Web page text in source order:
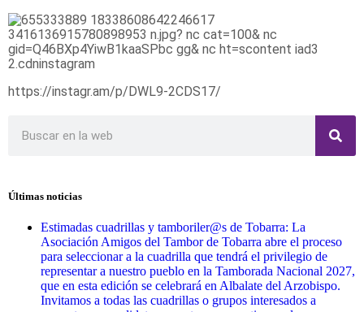
https://instagr.am/p/DWL9-2CDS17/
Últimas noticias
Estimadas cuadrillas y tamboriler@s de Tobarra: La
Asociación Amigos del Tambor de Tobarra abre el proceso
para seleccionar a la cuadrilla que tendrá el privilegio de
representar a nuestro pueblo en la Tamborada Nacional 2027,
que en esta edición se celebrará en Albalate del Arzobispo.
Invitamos a todas las cuadrillas o grupos interesados a